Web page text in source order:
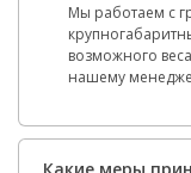
Мы работаем с
возможного
нашему
Какие меры